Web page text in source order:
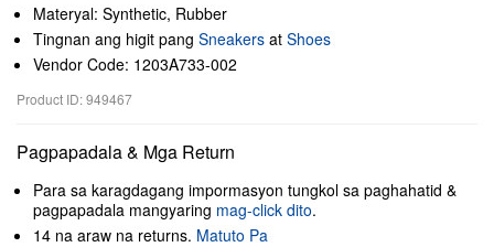
Materyal: Synthetic, Rubber
Tingnan ang higit pang Sneakers at Shoes
Vendor Code: 1203A733-002
Product ID: 949467
Pagpapadala & Mga Return
Para sa karagdagang impormasyon tungkol sa paghahatid &
pagpapadala mangyaring mag-click dito.
14 na araw na returns. Matuto Pa